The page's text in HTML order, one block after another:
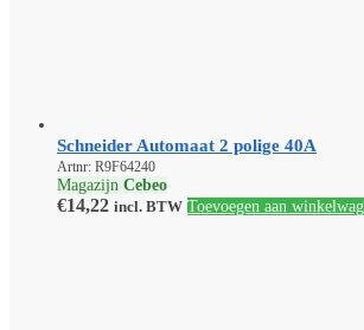
Schneider Automaat 2 polige 40A
Artnr: R9F64240
Magazijn Cebeo
€14,22 incl. BTW Toevoegen aan